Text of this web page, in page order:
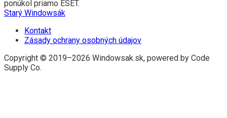
ponúkol priamo ESET.
Starý Windowsák
Kontakt
Zásady ochrany osobných údajov
Copyright © 2019–2026 Windowsak.sk, powered by Code
Supply Co.